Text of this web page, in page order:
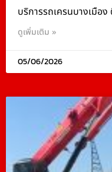
บริการรถเครนบางเมือ
ดูเพิ่มเติม »
05/06/2026